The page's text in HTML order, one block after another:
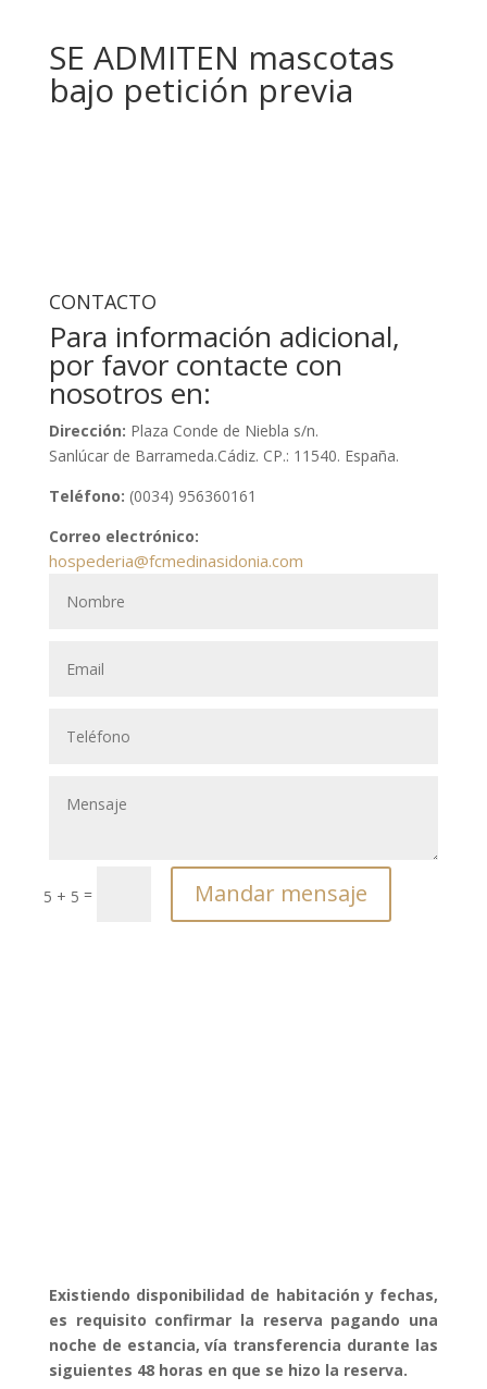
SE ADMITEN mascotas
bajo petición previa
CONTACTO
Para información adicional,
por favor contacte con
nosotros en:
Dirección: Plaza Conde de Niebla s/n.
Sanlúcar de Barrameda.Cádiz. CP.: 11540. España.
Teléfono: (0034) 956360161
Correo electrónico:
hospederia@fcmedinasidonia.com
5 + 5 = Mandar mensaje
Existiendo disponibilidad de habitación y fechas,
es requisito confirmar la reserva pagando una
noche de estancia, vía transferencia durante las
siguientes 48 horas en que se hizo la reserva.